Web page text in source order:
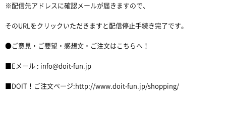
※配信先アドレスに確認メールが届きますので、
そのURLをクリックいただきますと配信停止手続き完了です。
●ご意見・ご要望・感想文・ご注文はこちらへ！
■Eメール : info@doit-fun.jp
■DOIT！ご注文ページ:http://www.doit-fun.jp/shopping/